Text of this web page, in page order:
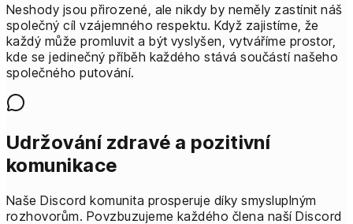
Neshody jsou přirozené, ale nikdy by neměly zastínit náš
společný cíl vzájemného respektu. Když zajistíme, že
každý může promluvit a být vyslyšen, vytváříme prostor,
kde se jedinečný příběh každého stává součástí našeho
společného putování.
Udržování zdravé a pozitivní
komunikace
Naše Discord komunita prosperuje díky smysluplným
rozhovorům. Povzbuzujeme každého člena naší Discord